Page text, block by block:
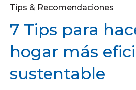
Tips & Recomendaciones
7 Tips para
hogar más
sustentable